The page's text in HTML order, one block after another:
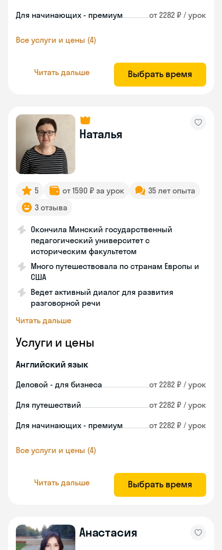
Для начинающих - премиум от 2282 ₽ / урок
Все услуги и цены (4)
Читать дальше Выбрать время
Наталья
5 от 1590 ₽ за урок
35 лет опыта
3 отзыва
Окончила Минский государственный
педагогический университет с
историческим факультетом
Много путешествовала по странам Европы и
США
Ведет активный диалог для развития
разговорной речи
Читать дальше
Услуги и цены
Английский язык
Деловой - для бизнеса от 2282 ₽ / урок
Для путешествий от 2282 ₽ / урок
Для начинающих - премиум от 2282 ₽ / урок
Все услуги и цены (4)
Читать дальше Выбрать время
Анастасия